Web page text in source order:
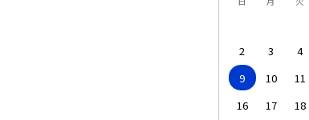
2
3 4
9
10 11
16
17 18